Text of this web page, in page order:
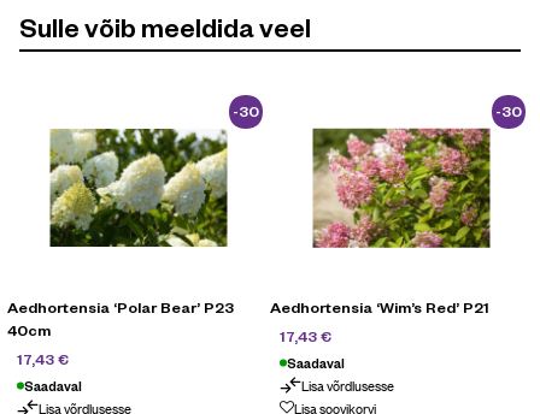
Sulle võib meeldida veel
-30
%
Aedhortensia ‘Polar Bear’ P23
40cm
17,43€
Saadaval
Lisa võrdlusesse
-30
%
Aedhortensia ‘Wim’s Red’ P21
17,43€
Saadaval
Lisa võrdlusesse
Lisa soovikorvi